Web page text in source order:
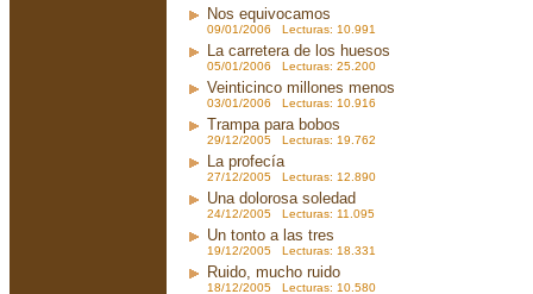
Nos equivocamos
09/01/2006 Lecturas: 10.991
La carretera de los huesos
05/01/2006 Lecturas: 25.200
Veinticinco millones menos
03/01/2006 Lecturas: 10.916
Trampa para bobos
29/12/2005 Lecturas: 19.762
La profecía
27/12/2005 Lecturas: 12.890
Una dolorosa soledad
24/12/2005 Lecturas: 11.095
Un tonto a las tres
19/12/2005 Lecturas: 18.331
Ruido, mucho ruido
18/12/2005 Lecturas: 10.580